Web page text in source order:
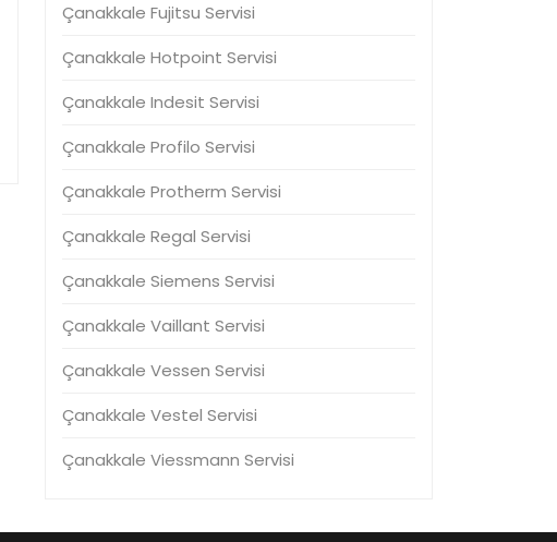
Çanakkale Fujitsu Servisi
Çanakkale Hotpoint Servisi
Çanakkale Indesit Servisi
Çanakkale Profilo Servisi
Çanakkale Protherm Servisi
Çanakkale Regal Servisi
Çanakkale Siemens Servisi
Çanakkale Vaillant Servisi
Çanakkale Vessen Servisi
Çanakkale Vestel Servisi
Çanakkale Viessmann Servisi